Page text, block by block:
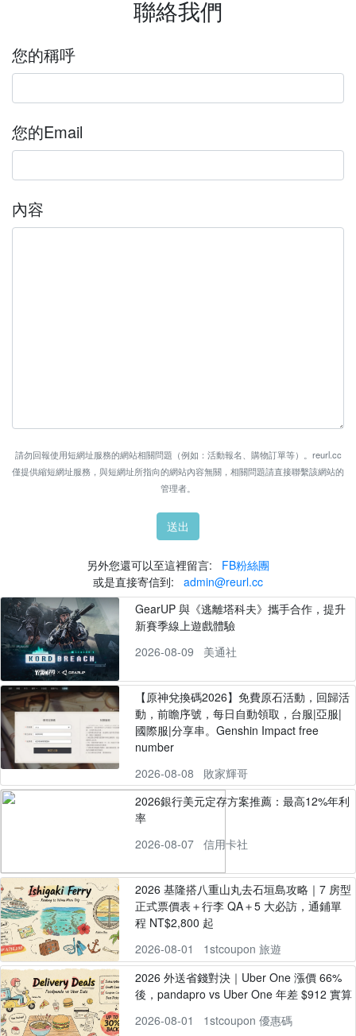
聯絡我們
您的稱呼
您的Email
內容
請勿回報使用短網址服務的網站相關問題（例如：活動報名、購物訂單等）。reurl.cc
僅提供縮短網址服務，與短網址所指向的網站內容無關，相關問題請直接聯繫該網站的
管理者。
送出
另外您還可以至這裡留言:
FB粉絲團
或是直接寄信到:
admin@reurl.cc
GearUP 與《逃離塔科夫》攜手合作，提升
新賽季線上遊戲體驗
2026-08-09
美通社
【原神兌換碼2026】免費原石活動，回歸活
動，前瞻序號，每日自動領取，台服|亞服|
國際服|分享串。Genshin Impact free
number
2026-08-08
敗家輝哥
2026銀行美元定存方案推薦：最高12%年利
率
2026-08-07
信用卡社
2026 基隆搭八重山丸去石垣島攻略｜7 房型
正式票價表＋行李 QA＋5 大必訪，通鋪單
程 NT$2,800 起
2026-08-01
1stcoupon 旅遊
2026 外送省錢對決｜Uber One 漲價 66%
後，pandapro vs Uber One 年差 $912 實算
2026-08-01
1stcoupon 優惠碼